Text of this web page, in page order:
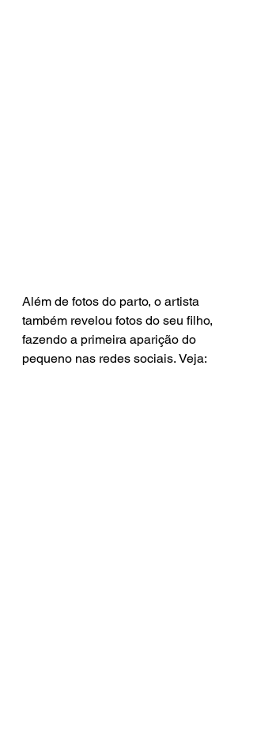
Além de fotos do parto, o artista
também revelou fotos do seu filho,
fazendo a primeira aparição do
pequeno nas redes sociais. Veja: